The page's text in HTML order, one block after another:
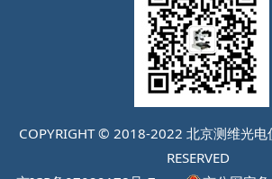
COPYRIGHT © 2018-2022 北京测维光电
RESERVED